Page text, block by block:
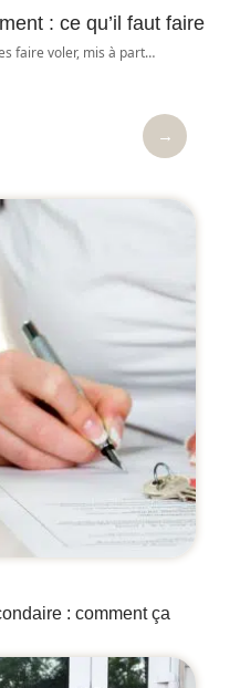
: ce qu’il faut faire
faire voler, mis à part…
: comment ça